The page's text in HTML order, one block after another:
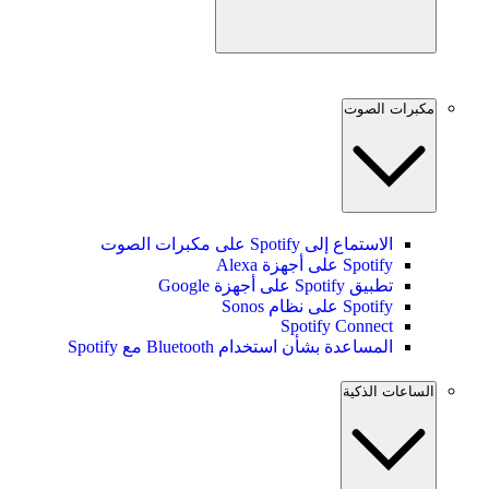
مكبرات الصوت
الاستماع إلى Spotify على مكبرات الصوت
Spotify على أجهزة Alexa
تطبيق Spotify على أجهزة Google
Spotify على نظام Sonos
Spotify Connect
المساعدة بشأن استخدام Bluetooth مع Spotify
الساعات الذكية